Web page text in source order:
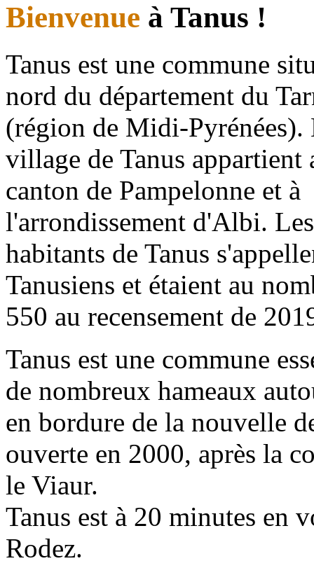
Bienvenue à Tanus !
Tanus est une commune
nord du département du
(région de Midi-Pyrénées).
village de Tanus appartient
canton de Pampelonne et à
l'arrondissement d'Albi. Les
habitants de Tanus
Tanusiens et étaient au
550 au recensement de
Tanus est une commune
de nombreux hameaux
en bordure de la nouvelle
ouverte en 2000, après la
le Viaur.
Tanus est à 20 minutes en
Rodez.